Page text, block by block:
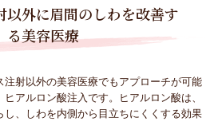
以外に眉間のしわを改善す
る美容医療
注射以外の美容医療でもアプローチが可能
アルロン酸注入です。ヒアルロン酸は、
し、しわを内側から目立ちにくくする効果